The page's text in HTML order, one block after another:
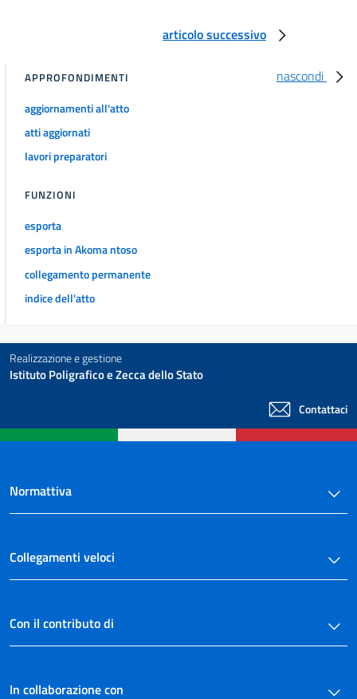
articolo successivo
nascondi
APPROFONDIMENTI
aggiornamenti all'atto
atti aggiornati
lavori preparatori
FUNZIONI
esporta
esporta in Akoma ntoso
collegamento permanente
indice dell'atto
Realizzazione e gestione
Istituto Poligrafico e Zecca dello Stato
Contattaci
Normattiva
Collegamenti veloci
Con il contributo di
In collaborazione con